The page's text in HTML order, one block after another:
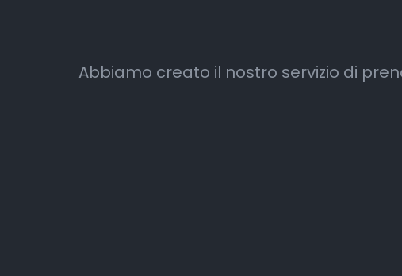
Abbiamo creato il nostro servizio di